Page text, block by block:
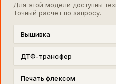
Для этой модели доступны
Точный расчёт по запросу.
Вышивка
ДТФ-трансфер
Печать флексом